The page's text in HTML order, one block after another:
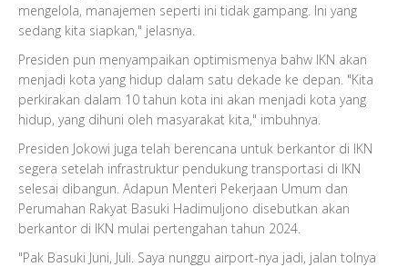
mengelola, manajemen seperti ini tidak gampang. Ini yang
sedang kita siapkan," jelasnya.
Presiden pun menyampaikan optimismenya bahw IKN akan
menjadi kota yang hidup dalam satu dekade ke depan. "Kita
perkirakan dalam 10 tahun kota ini akan menjadi kota yang
hidup, yang dihuni oleh masyarakat kita," imbuhnya.
Presiden Jokowi juga telah berencana untuk berkantor di IKN
segera setelah infrastruktur pendukung transportasi di IKN
selesai dibangun. Adapun Menteri Pekerjaan Umum dan
Perumahan Rakyat Basuki Hadimuljono disebutkan akan
berkantor di IKN mulai pertengahan tahun 2024.
"Pak Basuki Juni, Juli. Saya nunggu airport-nya jadi, jalan tolnya